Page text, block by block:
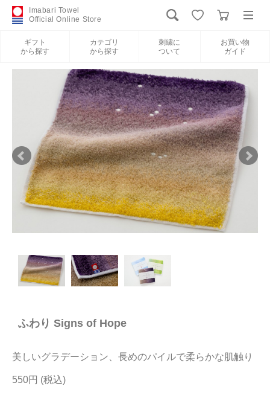
Imabari Towel
Official Online Store
ギフト
から探す
カテゴリ
から探す
刺繍に
ついて
お買い物
ガイド
新規会員登録
ギフトから探す
カテゴリから探す
刺繍について
お買い物ガイド
当サイトについて
ふわり Signs of Hope
美しいグラデーション、長めのパイルで柔らかな肌触り
550円